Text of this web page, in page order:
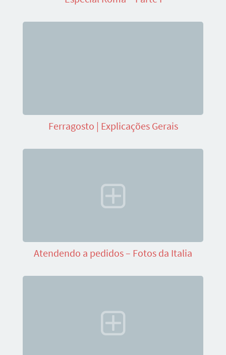
Ferragosto | Explicações Gerais
Atendendo a pedidos – Fotos da Italia